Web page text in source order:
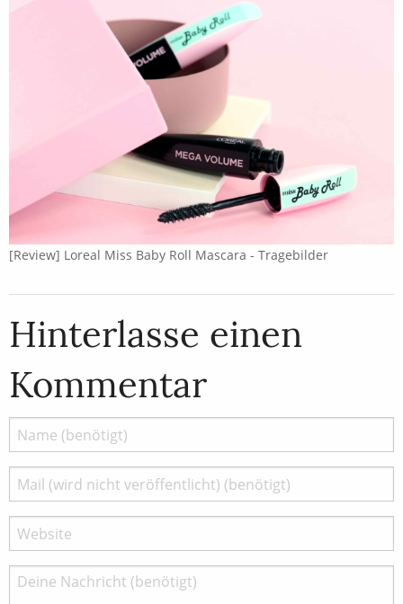
[Review] Loreal Miss Baby Roll Mascara - Tragebilder
Hinterlasse einen
Kommentar